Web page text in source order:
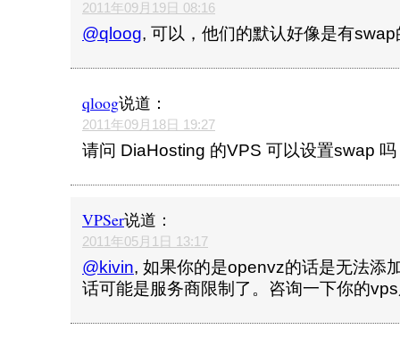
2011年09月19日 08:16
@qloog, 可以，他们的默认好像是有swap
qloog说道：
2011年09月18日 19:27
请问 DiaHosting 的VPS 可以设置swap 吗
VPSer说道：
2011年05月1日 13:17
@kivin, 如果你的是openvz的话是无法添
话可能是服务商限制了。咨询一下你的